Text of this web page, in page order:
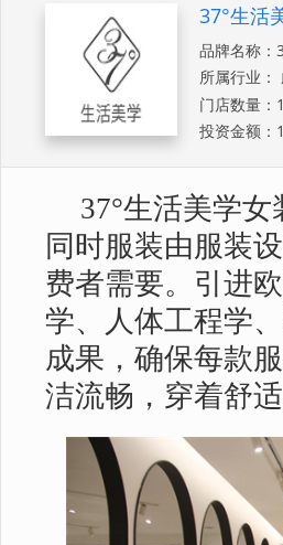
37°生活
品牌名称：
所属行业：
门店数量：
投资金额：
37°生活美学
同时服装由服装
费者需要。引进
学、人体工程学
成果，确保每款
洁流畅，穿着舒适